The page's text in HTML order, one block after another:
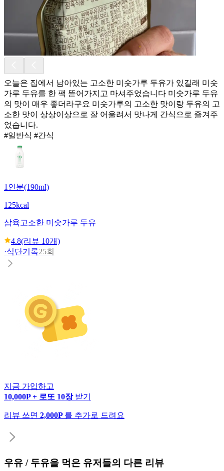
오늘은 집에서 남아있는 고소한 미숫가루 두유가 있길래 미숫
가루 두유를 한 팩 뜯어가지고 마셔주었습니다 미숫가루 두유
의 맛이 매우 좋더라구요 미숫가루의 고소한 맛이랑 두유의 고
소한 맛이 상상이상으로 잘 어울려서 맛나게 간식으로 즐겨주
었습니다.
#일반식 #간식
1인분(190ml)
125kcal
삼육고소한 미숫가루 두유
4.8(리뷰 10개)
·식단기록25회
지금 가입하고
10,000P + 로또 10장 받기
리뷰 쓰면 2,000P 를 추가로 드려요
우유 / 두유을 먹은 유저들의 다른 리뷰